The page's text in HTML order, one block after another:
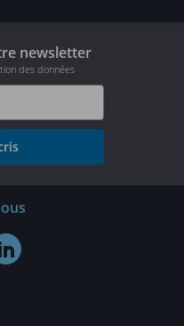
newsletter
des données